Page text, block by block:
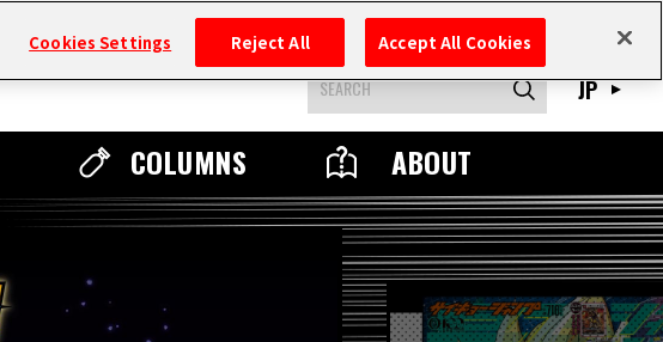
COLUMNS ABOUT
JP
Cookies Settings Reject All Accept All Cookies